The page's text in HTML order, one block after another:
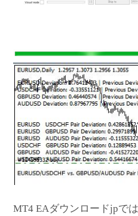
MT4 EAダウンロードjpで